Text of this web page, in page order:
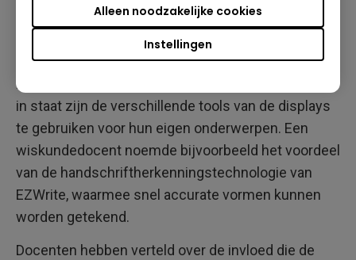
Medewerkers hebben opgemerkt dat docenten nu
in staat zijn de verschillende tools van de displays
te gebruiken voor hun eigen onderwerpen. Een
wiskundedocent noemde bijvoorbeeld het voordeel
van de handschriftherkenningstechnologie van
EZWrite, waarmee snel accurate vormen kunnen
worden getekend.
Docenten hebben verteld over de invloed die de
Instellingen
Alleen noodzakelijke cookies